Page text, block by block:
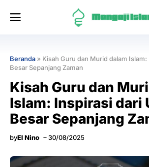
Menu
Beranda » Kisah Guru dan Murid dalam
Besar Sepanjang Zaman
Kisah Guru dan
Islam: Inspirasi dari
Besar Sepanjang
byEl Nino 30/08/2025